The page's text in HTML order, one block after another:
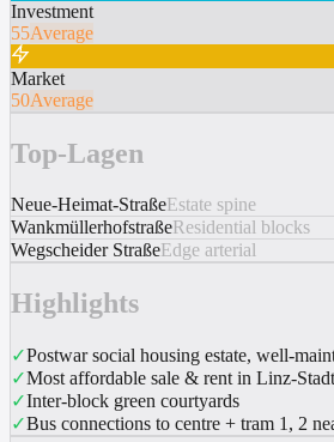
Investment
55Average
Market
50Average
Top-Lagen
Neue-Heimat-StraßeEstate spine
WankmüllerhofstraßeResidential blocks
Wegscheider StraßeEdge arterial
Highlights
✓Postwar social housing estate, well-
✓Most affordable sale & rent in Linz-Stadt
✓Inter-block green courtyards
✓Bus connections to centre + tram 1, 2